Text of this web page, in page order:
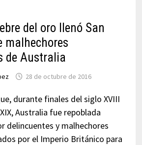
del oro llenó San
malhechores
de Australia
28 de octubre de 2016
durante finales del siglo XVIII
Australia fue repoblada
delincuentes y malhechores
por el Imperio Británico para